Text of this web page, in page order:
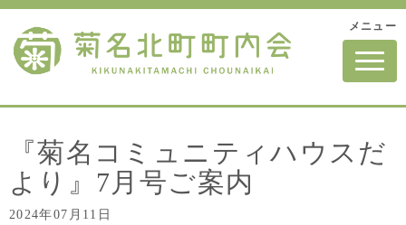
メニュー
N
a
v
t
i
『菊名コミュニティハウスだ
より』7月号ご案内
2024年07月11日